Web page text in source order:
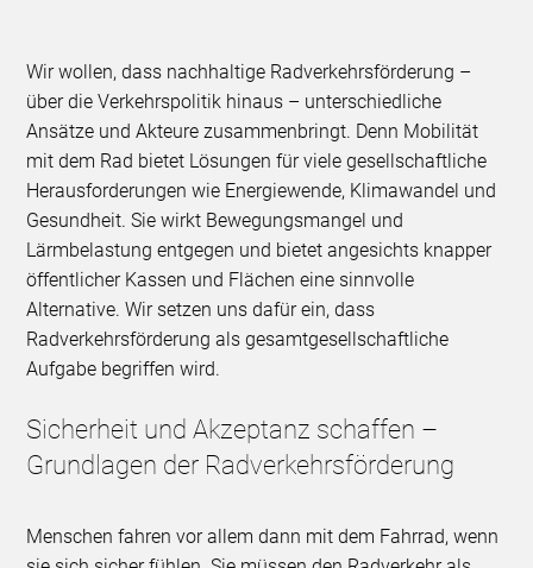
Wir wollen, dass nachhaltige Radverkehrsförderung –
über die Verkehrspolitik hinaus – unterschiedliche
Ansätze und Akteure zusammenbringt. Denn Mobilität
mit dem Rad bietet Lösungen für viele gesellschaftliche
Herausforderungen wie Energiewende, Klimawandel und
Gesundheit. Sie wirkt Bewegungsmangel und
Lärmbelastung entgegen und bietet angesichts knapper
öffentlicher Kassen und Flächen eine sinnvolle
Alternative. Wir setzen uns dafür ein, dass
Radverkehrsförderung als gesamtgesellschaftliche
Aufgabe begriffen wird.
Sicherheit und Akzeptanz schaffen –
Grundlagen der Radverkehrsförderung
Menschen fahren vor allem dann mit dem Fahrrad, wenn